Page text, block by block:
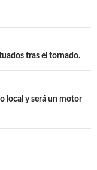
tras el tornado.
local y será un motor